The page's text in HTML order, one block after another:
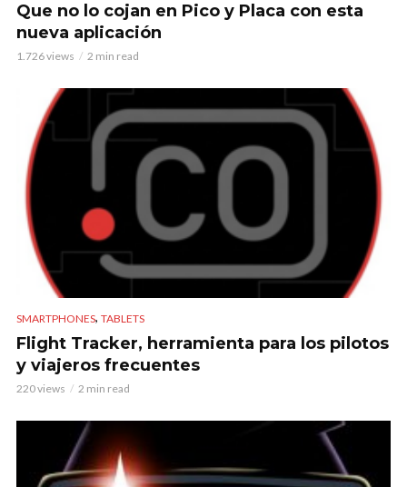
Que no lo cojan en Pico y Placa con esta
nueva aplicación
1.726 views 2 min read
SMARTPHONES, TABLETS
Flight Tracker, herramienta para los pilotos
y viajeros frecuentes
220 views 2 min read